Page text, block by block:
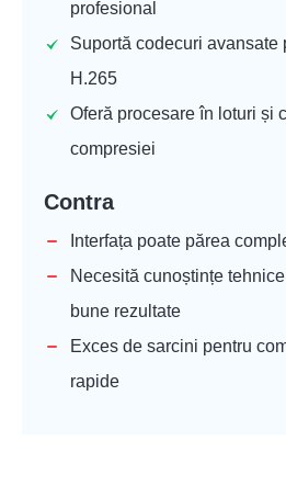
profesional
Suportă codecuri avansate
H.265
Oferă procesare în loturi și
compresiei
Contra
Interfața poate părea
Necesită cunoștințe
bune rezultate
Exces de sarcini pentru
rapide